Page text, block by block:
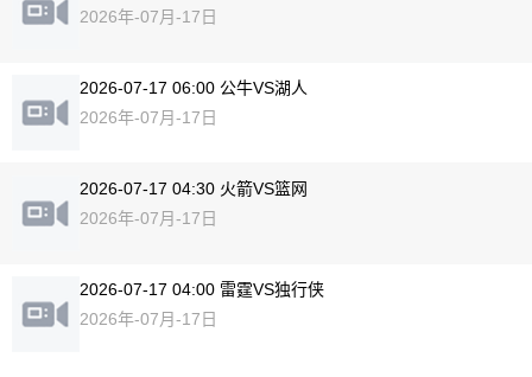
2026年-07月-17日
2026-07-17 06:00 公牛VS湖人
2026年-07月-17日
2026-07-17 04:30 火箭VS篮网
2026年-07月-17日
2026-07-17 04:00 雷霆VS独行侠
2026年-07月-17日